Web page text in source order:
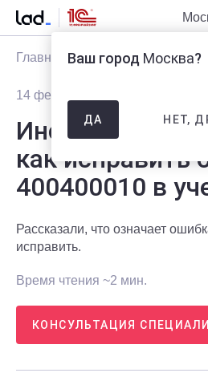
Главная Блог Статьи
14 февраля 2026
Инструкция:
как исправить
400400010 в
Рассказали, что означает
исправить.
Время чтения ~2 мин.
КОНСУЛЬТАЦИЯ
Ваш город Москва?
ДА НЕТ,